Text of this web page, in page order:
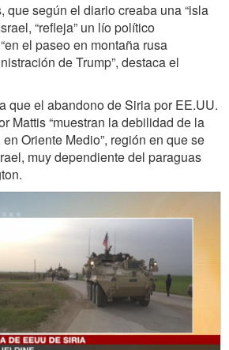
que según el diario creaba una “isla
“refleja” un lío político
el paseo en montaña rusa
de Trump”, destaca el
que el abandono de Siria por EE.UU.
Mattis “muestran la debilidad de la
Oriente Medio”, región en que se
muy dependiente del paraguas